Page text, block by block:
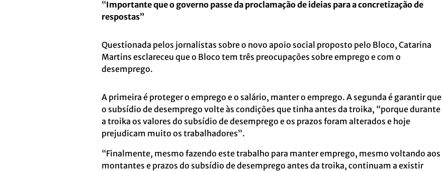
“Importante que o governo passe da proclamação de ideias para a concretização de
respostas”
Questionada pelos jornalistas sobre o novo apoio social proposto pelo Bloco, Catarina
Martins esclareceu que o Bloco tem três preocupações sobre emprego e com o
desemprego.
A primeira é proteger o emprego e o salário, manter o emprego. A segunda é garantir que
o subsídio de desemprego volte às condições que tinha antes da troika, “porque durante
a troika os valores do subsídio de desemprego e os prazos foram alterados e hoje
prejudicam muito os trabalhadores”.
“Finalmente, mesmo fazendo este trabalho para manter emprego, mesmo voltando aos
montantes e prazos do subsídio de desemprego antes da troika, continuam a existir